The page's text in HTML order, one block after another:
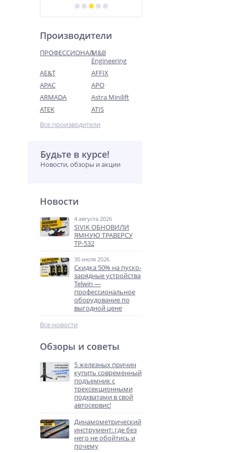
Производители
ПРОФЕССИОНАЛM&B
Engineering
AE&T
AFFIX
APAC
APO
ARMADA
Astra Minilift
ATEK
ATIS
Все производители
Будьте в курсе!
Новости, обзоры и акции
Новости
4 августа 2026
SIVIK ОБНОВИЛИ
ЯМНУЮ ТРАВЕРСУ
ТР-532
30 июля 2026
Скидка 50% на пуско-
зарядные устройства
Telwin —
профессиональное
оборудование по
выгодной цене
Все новости
Обзоры и советы
5 железных причин
купить современный
подъемник с
трехсекционными
подхватами в свой
автосервис!
Динамометрический
инструмент: где без
него не обойтись и
почему